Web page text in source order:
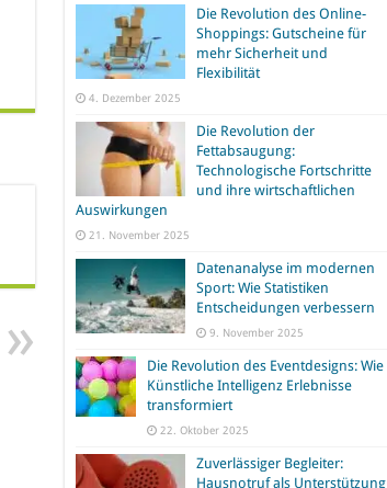
Die Revolution des Online-
Shoppings: Gutscheine für
mehr Sicherheit und
Flexibilität
4. Dezember 2025
Die Revolution der
Fettabsaugung:
Technologische Fortschritte
und ihre wirtschaftlichen
Auswirkungen
21. November 2025
Datenanalyse im modernen
Sport: Wie Statistiken
Entscheidungen verbessern
9. November 2025
Die Revolution des Eventdesigns: Wie
Künstliche Intelligenz Erlebnisse
transformiert
22. Oktober 2025
Zuverlässiger Begleiter:
Hausnotruf als Unterstützung